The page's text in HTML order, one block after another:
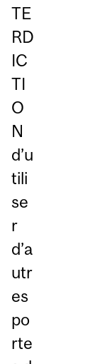
TE
RD
IC
TI
O
N
d’u
tili
se
r
d’a
utr
es
po
rte